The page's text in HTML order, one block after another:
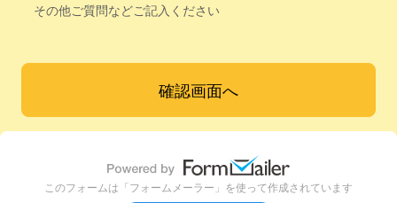
その他ご質問などご記入ください
このフォームは「フォームメーラー」を使って作成されています